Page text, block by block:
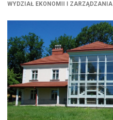
WYDZIAŁ EKONOMII I ZARZĄDZANIA